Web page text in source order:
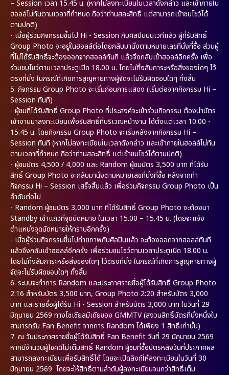
– Session เวลา 15.45 น. (หากไม่ลงทะเบียนในเวลาดังกล่าว และเข้าภายใน
ฮอลล์ไม่ทันตามเวลาที่กำหนด ถือว่าท่านสละสิทธิ์ แต่สามารถเข้าชมโชว์ได้
ตามปกติ)
- เมื่อผู้ร่วมกิจกรรมขึ้นไป Hi - Session กับศิลปินบนเวทีแล้ว ผู้ที่รับสิทธิ์
Group Photo จะอยู่ในฮอลล์ต่อโดยกลับมานั่งตามหมายเลขที่นั่งที่ซื้อ ส่วนผู้
ที่ไม่ได้รับสิทธิ์จะต้องออกจากฮอลล์ทันที แล้วจึงกลับเข้าฮอลล์อีกครั้ง เพื่อ
ร่วมชมโชว์ตามเวลาประตูเปิด 18.00 น. โดยไม่ทิ้งสัมภาระหรือสิ่งของใดๆ ไว้
ตรงที่นั่ง ในกรณีที่เกิดการสูญหายทางผู้จัดจะไม่รับผิดชอบใดๆ ทั้งสิ้น
5. กิจกรรม Group Photo จะเริ่มก่อนการแสดง (เริ่มต่อจากกิจกรรม Hi –
Session ทันที)
- ผู้ชมที่ได้รับสิทธิ์ Group Photo ที่ประสงค์จะเข้าร่วมกิจกรรม ต้องนำบัตร
เข้างานมาลงทะเบียนเพื่อรับสิทธิ์ที่บริเวณหน้างาน ได้ตั้งแต่เวลา 10.00 -
15.45 น. โดยกิจกรรม Group Photo จะเริ่มหลังจากกิจกรรม Hi –
Session ทันที (หากไม่ลงทะเบียนในเวลาดังกล่าว และเข้าภายในฮอลล์ไม่ทัน
ตามเวลาที่กำหนด ถือว่าท่านสละสิทธิ์ แต่เข้าชมโชว์ได้ตามปกติ)
- ผู้ชมบัตร 4,500 / 4,000 และ Random ผู้ชมบัตร 3,500 บาท ที่ได้รับ
สิทธิ์ Group Photo จะกลับมานั่งตามหมายเลขที่นั่งที่ซื้อ หลังจากทำ
กิจกรรม Hi – Session เสร็จสิ้นแล้ว เพื่อร่วมกิจกรรม Group Photo เป็น
ลำดับต่อไป
- Random ผู้ชมบัตร 3,000 บาท ที่ได้รับสิทธิ์ Group Photo จะต้องมา
Standby เข้าแถวที่จุดนัดหมาย ในเวลา 15.00 – 15.45 น. (โดยจะแจ้ง
ตำแหน่งจุดนัดหมายให้ทราบอีกครั้ง)
- เมื่อผู้ร่วมกิจกรรมขึ้นไปถ่ายภาพกับศิลปินแล้ว จะต้องออกจากฮอลล์ทันที
แล้วจึงกลับเข้าฮอลล์อีกครั้ง เพื่อร่วมชมโชว์ตามเวลาประตูเปิด 18.00 น.
โดยไม่ทิ้งสัมภาระหรือสิ่งของใดๆ ไว้ตรงที่นั่ง ในกรณีที่เกิดการสูญหายทางผู้
จัดจะไม่รับผิดชอบใดๆ ทั้งสิ้น
6. ระบบจะทำการ Random และประกาศรายชื่อผู้ได้รับสิทธิ์ Group Photo
2:16 สำหรับบัตร 3,500 บาท, Group Photo 2:20 สำหรับบัตร 3,000
บาท และรายชื่อผู้ได้รับ Hi - Session สำหรับบัตร 3,000 บาท ในวันที่ 29
มิถุนายน 2569 ทางโซเชียลมีเดียของ GMMTV (สงวนสิทธิ์บัตรที่นั่งหนึ่งใบ
สามารถรับ Fan Benefit จากการ Random ได้เพียง 1 สิทธิ์เท่านั้น)
7. ณ วันประกาศรายชื่อผู้ได้รับสิทธิ์ Fan Benefit วันที่ 29 มิถุนายน 2569
หากมีจำนวนผู้โชคดีไม่เต็มสิทธิ์ Random ผู้ชมที่ซื้อบัตรหลังวันที่ประกาศผล
สามารถลงทะเบียนเพื่อรับสิทธิ์ได้ โดยจะเปิดลิงก์ให้ลงทะเบียนในวันที่ 30
มิถุนายน 2569 โดยจะให้สิทธิ์ตามลำดับผู้ลงทะเบียนจนกว่าสิทธิ์เต็ม